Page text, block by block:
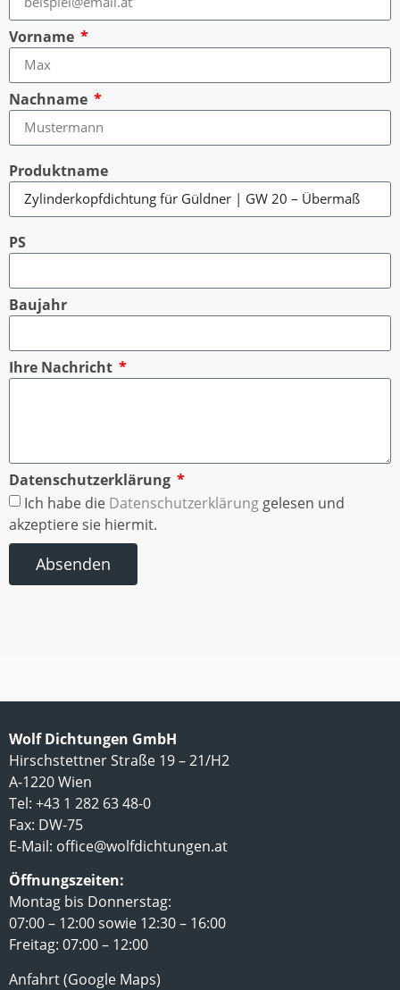
Vorname
Nachname
Produktname
PS
Baujahr
Ihre Nachricht
Datenschutzerklärung
Ich habe die Datenschutzerklärung gelesen und
akzeptiere sie hiermit.
Absenden
Wolf Dichtungen GmbH
Hirschstettner Straße 19 – 21/H2
A-1220 Wien
Tel: +43 1 282 63 48-0
Fax: DW-75
E-Mail: office@wolfdichtungen.at
Öffnungszeiten:
Montag bis Donnerstag:
07:00 – 12:00 sowie 12:30 – 16:00
Freitag: 07:00 – 12:00
Anfahrt (Google Maps)